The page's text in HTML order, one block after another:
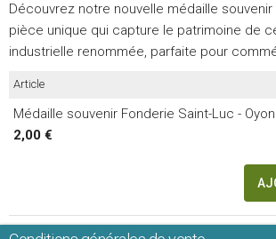
Découvrez notre nouvelle médaille souvenir
pièce unique qui capture le patrimoine de
industrielle renommée, parfaite pour
Article
Médaille souvenir Fonderie Saint-Luc -
2,00 €